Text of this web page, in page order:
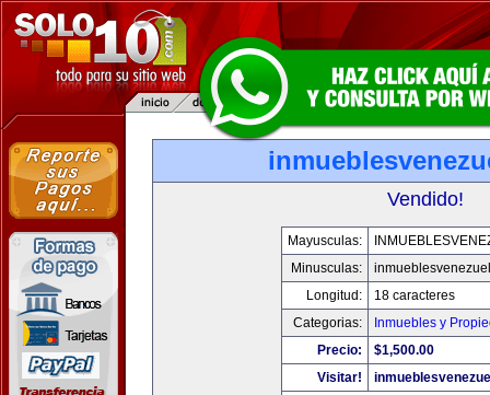
Vendido!
Mayusculas:
Minusculas:
Longitud:
18 caracteres
Categorias:
Inmuebles y
Precio:
$1,500.00
Visitar!